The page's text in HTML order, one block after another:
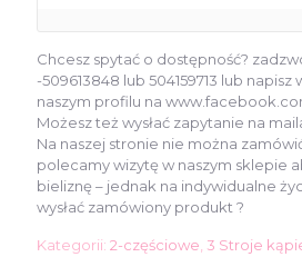
Chcesz spytać o dostępność?
-509613848 lub 504159713 lub
naszym profilu na
Możesz też wysłać zapytanie na
Na naszej stronie nie można
polecamy wizytę w naszym sklepie
bieliznę – jednak na indywidualne
wysłać zamówiony produkt ?
Kategorii: 2-częściowe 3 Stroje